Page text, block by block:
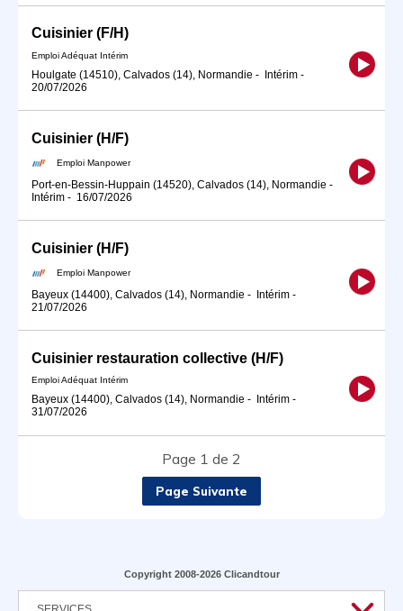
Cuisinier (F/H)
Emploi Adéquat Intérim
Houlgate (14510), Calvados (14), Normandie - Intérim -
20/07/2026
Cuisinier (H/F)
Emploi Manpower
Port-en-Bessin-Huppain (14520), Calvados (14), Normandie -
Intérim - 16/07/2026
Cuisinier (H/F)
Emploi Manpower
Bayeux (14400), Calvados (14), Normandie - Intérim -
21/07/2026
Cuisinier restauration collective (H/F)
Emploi Adéquat Intérim
Bayeux (14400), Calvados (14), Normandie - Intérim -
31/07/2026
Page 1 de 2
Page Suivante
Copyright 2008-2026 Clicandtour